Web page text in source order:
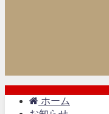
ホーム